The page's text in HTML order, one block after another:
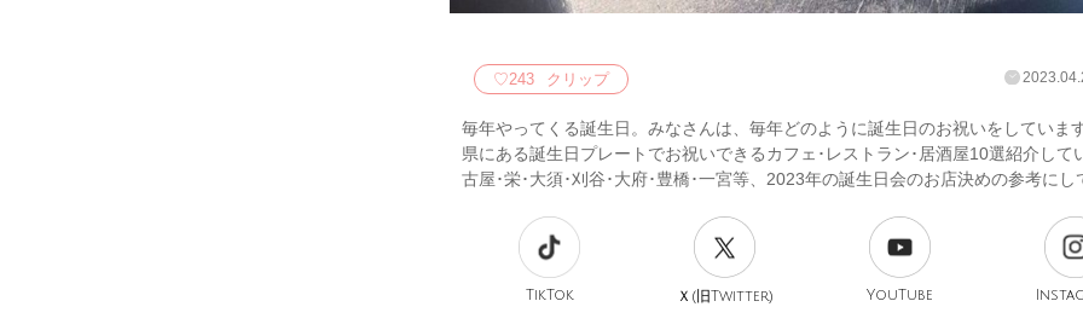
♡243 クリップ
毎年やってくる誕生日。みなさんは、毎年どのように誕生日のお祝いをしていま
県にある誕生日プレートでお祝いできるカフェ･レストラン･居酒屋10選紹介して
古屋･栄･大須･刈谷･大府･豊橋･一宮等、2023年の誕生日会のお店決めの参考にし
TikTok Ｘ(旧Twitter) YouTube